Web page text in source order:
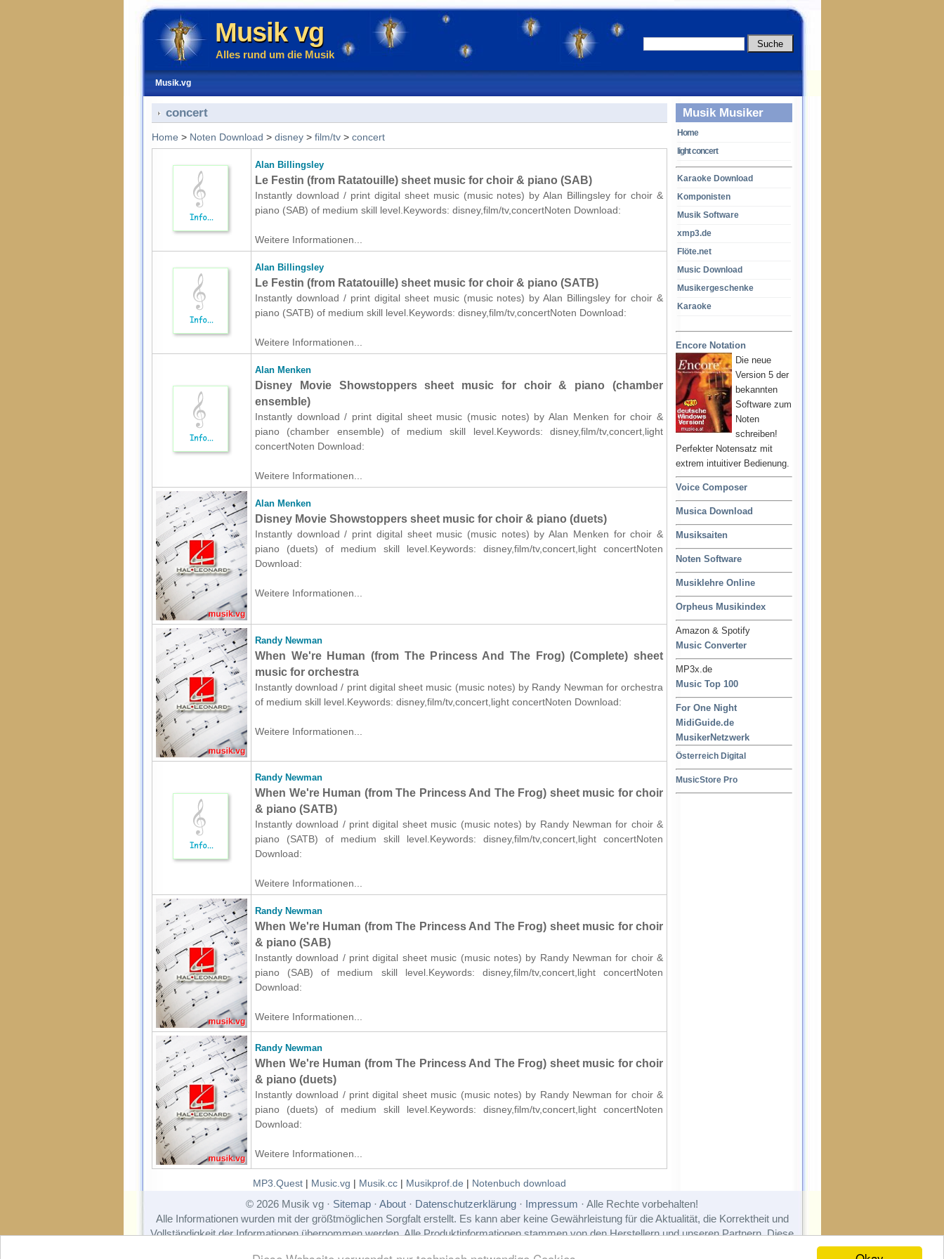
Musik vg
Alles rund um die Musik
Musik.vg
Musik Musiker
Home
light concert
Karaoke Download
Komponisten
Musik Software
xmp3.de
Flöte.net
Music Download
Musikergeschenke
Karaoke
Encore Notation
Die neue
Version 5 der
bekannten
Software zum
Noten
schreiben!
Perfekter Notensatz mit
extrem intuitiver Bedienung.
Voice Composer
Musica Download
Musiksaiten
Noten Software
Musiklehre Online
Orpheus Musikindex
Amazon & Spotify
Music Converter
MP3x.de
Music Top 100
For One Night
MidiGuide.de
MusikerNetzwerk
Österreich Digital
MusicStore Pro
concert
Home > Noten Download > disney > film/tv > concert
Alan Billingsley
Le Festin (from Ratatouille) sheet music for choir & piano (SAB)
Instantly download / print digital sheet music (music notes) by Alan Billingsley for choir &
piano (SAB) of medium skill level.Keywords: disney,film/tv,concertNoten Download:
Weitere Informationen...
Alan Billingsley
Le Festin (from Ratatouille) sheet music for choir & piano (SATB)
Instantly download / print digital sheet music (music notes) by Alan Billingsley for choir &
piano (SATB) of medium skill level.Keywords: disney,film/tv,concertNoten Download:
Weitere Informationen...
Alan Menken
Disney Movie Showstoppers sheet music for choir & piano (chamber
ensemble)
Instantly download / print digital sheet music (music notes) by Alan Menken for choir &
piano (chamber ensemble) of medium skill level.Keywords: disney,film/tv,concert,light
concertNoten Download:
Weitere Informationen...
Alan Menken
Disney Movie Showstoppers sheet music for choir & piano (duets)
Instantly download / print digital sheet music (music notes) by Alan Menken for choir &
piano (duets) of medium skill level.Keywords: disney,film/tv,concert,light concertNoten
Download:
Weitere Informationen...
Randy Newman
When We're Human (from The Princess And The Frog) (Complete) sheet
music for orchestra
Instantly download / print digital sheet music (music notes) by Randy Newman for orchestra
of medium skill level.Keywords: disney,film/tv,concert,light concertNoten Download:
Weitere Informationen...
Randy Newman
When We're Human (from The Princess And The Frog) sheet music for choir
& piano (SATB)
Instantly download / print digital sheet music (music notes) by Randy Newman for choir &
piano (SATB) of medium skill level.Keywords: disney,film/tv,concert,light concertNoten
Download:
Weitere Informationen...
Randy Newman
When We're Human (from The Princess And The Frog) sheet music for choir
& piano (SAB)
Instantly download / print digital sheet music (music notes) by Randy Newman for choir &
piano (SAB) of medium skill level.Keywords: disney,film/tv,concert,light concertNoten
Download:
Weitere Informationen...
Randy Newman
When We're Human (from The Princess And The Frog) sheet music for choir
& piano (duets)
Instantly download / print digital sheet music (music notes) by Randy Newman for choir &
piano (duets) of medium skill level.Keywords: disney,film/tv,concert,light concertNoten
Download:
Weitere Informationen...
MP3.Quest | Music.vg | Musik.cc | Musikprof.de | Notenbuch download
© 2026 Musik vg · Sitemap · About · Datenschutzerklärung · Impressum · Alle Rechte vorbehalten!
Alle Informationen wurden mit der größtmöglichen Sorgfalt erstellt. Es kann aber keine Gewährleistung für die Aktualität, die Korrektheit und
Vollständigkeit der Informationen übernommen werden. Alle Produktinformationen stammen von den Herstellern und unseren Partnern. Diese